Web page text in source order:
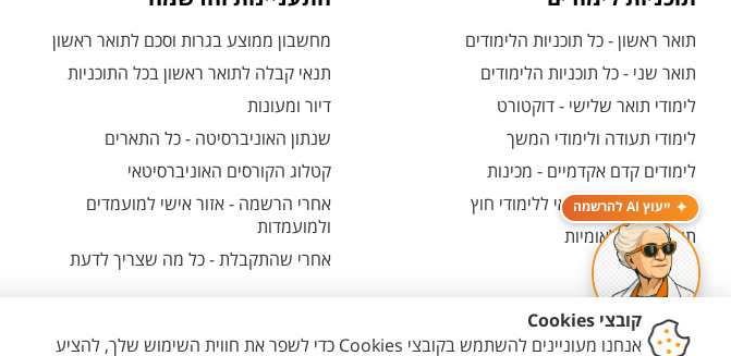
ייעוץ AI להרשמה
תואר ראשון - כל תוכניות הלימודים
תואר שני - כל תוכניות הלימודים
לימודי תואר שלישי - דוקטורט
לימודי תעודה ולימודי המשך
לימודים קדם אקדמיים - מכינות
המרכז האוניברסיטאי ללימודי חוץ
תוכניות בין-לאומיות
מחשבון ממוצע בגרות וסכם לתואר ראשון
תנאי קבלה לתואר ראשון בכל התוכניות
דיור ומעונות
שנתון האוניברסיטה - כל התארים
קטלוג הקורסים האוניברסיטאי
אחרי הרשמה - אזור אישי למועמדים
ולמועמדות
אחרי שהתקבלת - כל מה שצריך לדעת